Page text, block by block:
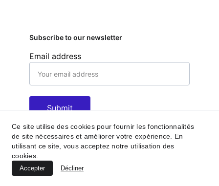
Contacts
Email address
Submit
benoitliot14@gmail.com
(+33) 0679823740
Réseaux sociaux
Subscribe to our newsletter
Ce site utilise des cookies pour fournir les fonctionnalités
de site nécessaires et améliorer votre expérience. En
utilisant ce site, vous acceptez notre utilisation des
cookies.
Accepter Décliner